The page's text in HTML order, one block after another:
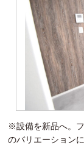
※設備を新品へ。
のバリエーション